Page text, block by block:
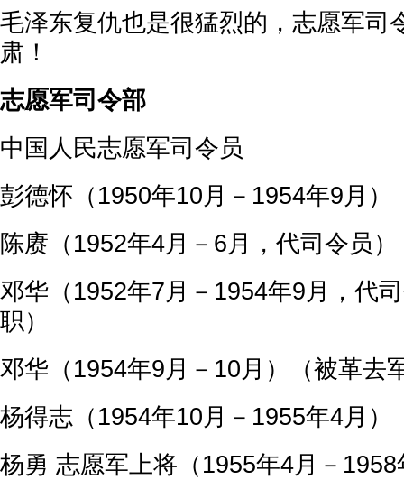
毛泽东复仇也是很猛烈的，志愿军司
肃！
志愿军司令部
中国人民志愿军司令员
彭德怀（1950年10月－1954年9月）
陈赓（1952年4月－6月，代司令员）
邓华（1952年7月－1954年9月，代
职）
邓华（1954年9月－10月）（被革去
杨得志（1954年10月－1955年4月）
杨勇 志愿军上将（1955年4月－